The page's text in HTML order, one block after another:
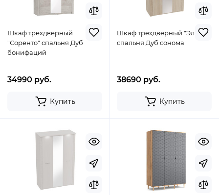
Шкаф трехдверный
"Соренто" спальня Дуб
бонифаций
34990 руб.
Купить
Шкаф трехдверный "Элана"
спальня Дуб сонома
38690 руб.
Купить